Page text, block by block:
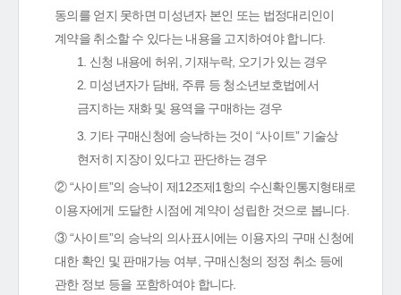
동의를 얻지 못하면 미성년자 본인 또는 법정대리인이
계약을 취소할 수 있다는 내용을 고지하여야 합니다.
1. 신청 내용에 허위, 기재누락, 오기가 있는 경우
2. 미성년자가 담배, 주류 등 청소년보호법에서
금지하는 재화 및 용역을 구매하는 경우
3. 기타 구매신청에 승낙하는 것이 “사이트” 기술상
현저히 지장이 있다고 판단하는 경우
② “사이트”의 승낙이 제12조제1항의 수신확인통지형태로
이용자에게 도달한 시점에 계약이 성립한 것으로 봅니다.
③ “사이트”의 승낙의 의사표시에는 이용자의 구매 신청에
대한 확인 및 판매가능 여부, 구매신청의 정정 취소 등에
관한 정보 등을 포함하여야 합니다.